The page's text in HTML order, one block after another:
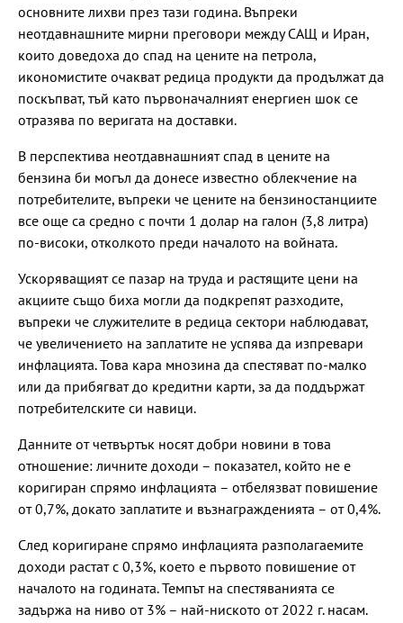
основните лихви през тази година. Въпреки
неотдавнашните мирни преговори между САЩ и Иран,
които доведоха до спад на цените на петрола,
икономистите очакват редица продукти да продължат да
поскъпват, тъй като първоначалният енергиен шок се
отразява по веригата на доставки.
В перспектива неотдавнашният спад в цените на
бензина би могъл да донесе известно облекчение на
потребителите, въпреки че цените на бензиностанциите
все още са средно с почти 1 долар на галон (3,8 литра)
по-високи, отколкото преди началото на войната.
Ускоряващият се пазар на труда и растящите цени на
акциите също биха могли да подкрепят разходите,
въпреки че служителите в редица сектори наблюдават,
че увеличението на заплатите не успява да изпревари
инфлацията. Това кара мнозина да спестяват по-малко
или да прибягват до кредитни карти, за да поддържат
потребителските си навици.
Данните от четвъртък носят добри новини в това
отношение: личните доходи – показател, който не е
коригиран спрямо инфлацията – отбелязват повишение
от 0,7%, докато заплатите и възнагражденията – от 0,4%.
След коригиране спрямо инфлацията разполагаемите
доходи растат с 0,3%, което е първото повишение от
началото на годината. Темпът на спестяванията се
задържа на ниво от 3% – най-ниското от 2022 г. насам.